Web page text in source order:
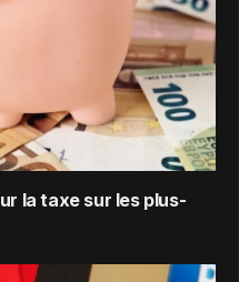
la taxe sur les plus-